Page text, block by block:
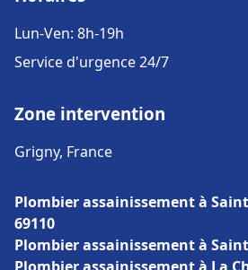
Lun-Ven: 8h-19h
Service d'urgence 24/7
Zone intervention
Grigny, France
Plombier assainissement à
69110
Plombier assainissement à Saint